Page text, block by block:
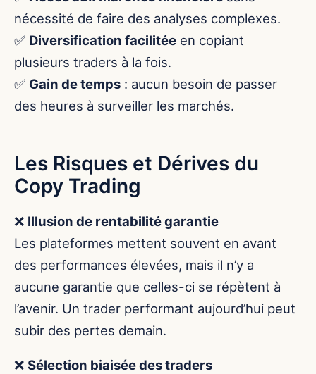
nécessité de faire des analyses complexes.
✅ Diversification facilitée en copiant
plusieurs traders à la fois.
✅ Gain de temps : aucun besoin de passer
des heures à surveiller les marchés.
Les Risques et Dérives du
Copy Trading
❌ Illusion de rentabilité garantie
Les plateformes mettent souvent en avant
des performances élevées, mais il n’y a
aucune garantie que celles-ci se répètent à
l’avenir. Un trader performant aujourd’hui peut
subir des pertes demain.
❌ Sélection biaisée des traders